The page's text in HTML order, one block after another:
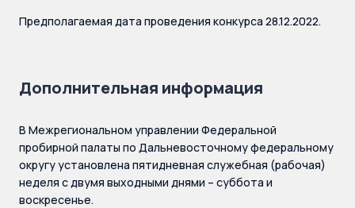
Предполагаемая дата проведения конкурса 28.12.2022.
Дополнительная информация
В Межрегиональном управлении Федеральной
пробирной палаты по Дальневосточному федеральному
округу установлена пятидневная служебная (рабочая)
неделя с двумя выходными днями – суббота и
воскресенье.